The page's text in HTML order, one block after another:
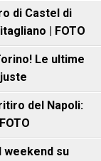
di Castel di
| FOTO
Le ultime
del Napoli:
weekend su